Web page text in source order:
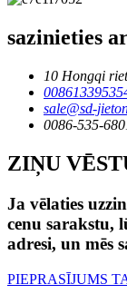
sazinieties
10 Hongqi
sale@sd-
0086-535-
ZIŅU
Ja vēlaties
cenu sarakstu,
adresi, un mēs
PIEPRASĪJUMS